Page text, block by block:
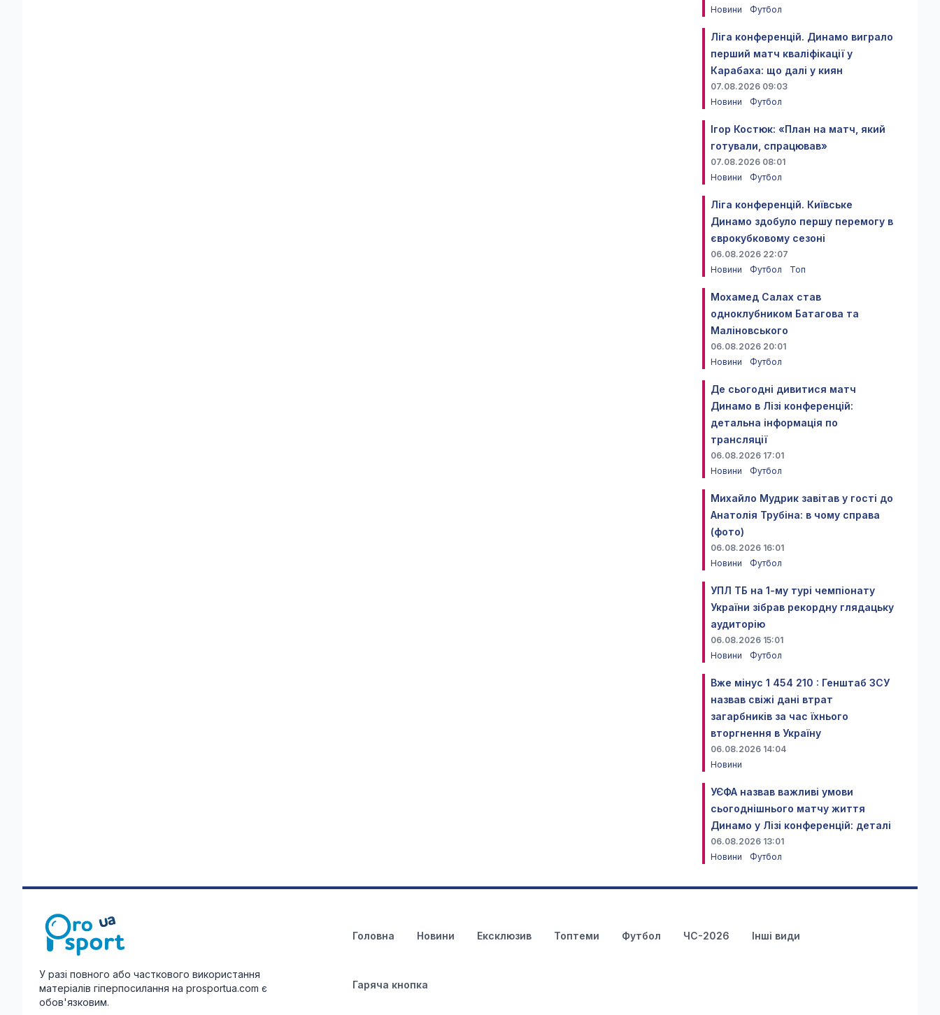
Новини
Футбол
Ліга конференцій. Динамо виграло
перший матч кваліфікації у
Карабаха: що далі у киян
07.08.2026 09:03
Новини
Футбол
Ігор Костюк: «План на матч, який
готували, спрацював»
07.08.2026 08:01
Новини
Футбол
Ліга конференцій. Київське
Динамо здобуло першу перемогу в
єврокубковому сезоні
06.08.2026 22:07
Новини
Футбол Топ
Мохамед Салах став
одноклубником Батагова та
Маліновського
06.08.2026 20:01
Новини
Футбол
Де сьогодні дивитися матч
Динамо в Лізі конференцій:
детальна інформація по
трансляції
06.08.2026 17:01
Новини
Футбол
Михайло Мудрик завітав у гості до
Анатолія Трубіна: в чому справа
(фото)
06.08.2026 16:01
Новини
Футбол
УПЛ ТБ на 1-му турі чемпіонату
України зібрав рекордну глядацьку
аудиторію
06.08.2026 15:01
Новини
Футбол
Вже мінус 1 454 210 : Генштаб ЗСУ
назвав свіжі дані втрат
загарбників за час їхнього
вторгнення в Україну
06.08.2026 14:04
Новини
УЄФА назвав важливі умови
сьогоднішнього матчу життя
Динамо у Лізі конференцій: деталі
06.08.2026 13:01
Новини
Футбол
У разі повного або часткового використання
матеріалів гіперпосилання на prosportua.com є
обов'язковим.
Головна Новини Ексклюзив Топтеми Футбол ЧС-2026 Інші види
Гаряча кнопка